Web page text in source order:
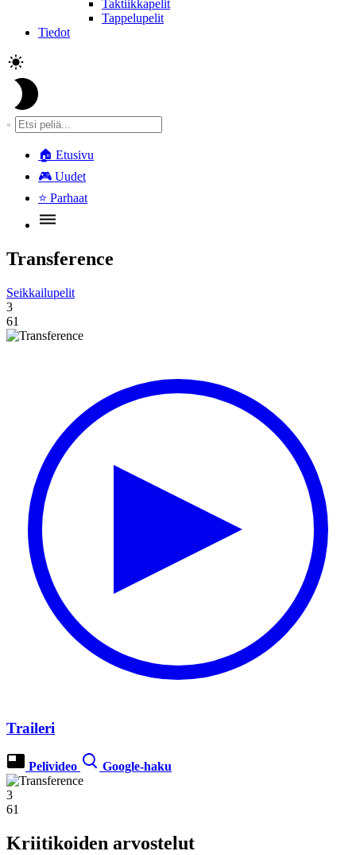
Taktiikkapelit
Tappelupelit
Tiedot
🏠 Etusivu
🎮 Uudet
⭐ Parhaat
Transference
Seikkailupelit
3
61
Traileri
Pelivideo Google-haku
3
61
Kriitikoiden arvostelut